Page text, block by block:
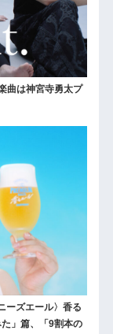
曲は神宮寺勇太プ
ーズエール〉香る
」篇、「9割本の